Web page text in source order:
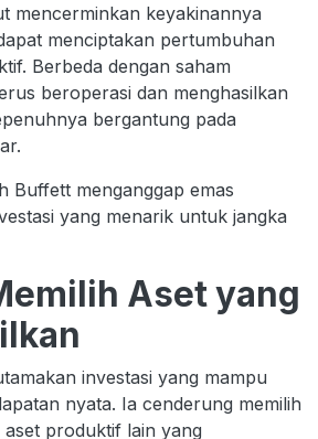
mencerminkan keyakinannya
menciptakan pertumbuhan
Berbeda dengan saham
beroperasi dan menghasilkan
bergantung pada
Buffett menganggap emas
yang menarik untuk jangka
Aset yang
investasi yang mampu
nyata. Ia cenderung memilih
produktif lain yang